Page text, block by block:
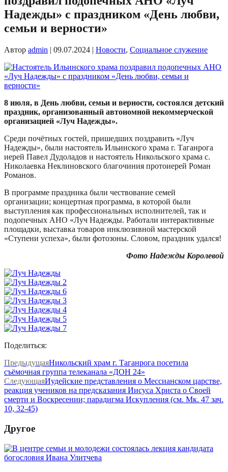
Надежды» с праздником «День любви,
семьи и верности»
Автор admin | 09.07.2024 | Новости, Социальное служение
8 июля, в День любви, семьи и верности, состоялся детский
праздник, организованный автономной некоммерческой
организацией «Луч Надежды».
Среди почётных гостей, пришедших поздравить «Луч
Надежды», были настоятель Ильинского храма г. Таганрога
иерей Павел Дудоладов и настоятель Никольского храма с.
Николаевка Неклиновского благочиния протоиерей Роман
Романов.
В программе праздника были чествование семей
организации; концертная программа, в которой были
выступления как профессиональных исполнителей, так и
подопечных АНО «Луч Надежды. Работали интерактивные
площадки, выставка товаров инклюзивной мастерской
«Ступени успеха», были фотозоны. Словом, праздник удался!
Фото Надежды Королевой
Поделиться:
ПредыдущаяНикольский храм г. Таганрога посетила
съёмочная группа телеканала «ДОН 24»
СледующаяИудейские представления о Мессианском царстве,
реакция учеников на предсказания Иисуса Христа о Своей
смерти и Воскресении; парадигма Искупления (см. Мк. 47 зач.
10, 32-45)
Другое